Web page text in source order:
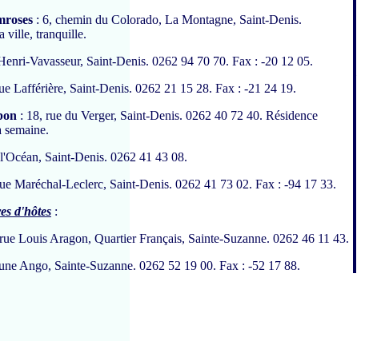
: 6, chemin du Colorado, La Montagne, Saint-Denis.
ville, tranquille.
Vavasseur, Saint-Denis. 0262 94 70 70. Fax : -20 12 05.
Lafférière, Saint-Denis. 0262 21 15 28. Fax : -21 24 19.
: 18, rue du Verger, Saint-Denis. 0262 40 72 40. Résidence
semaine.
Saint-Denis. 0262 41 43 08.
Maréchal-Leclerc, Saint-Denis. 0262 41 73 02. Fax : -94 17 33.
d'hôtes :
Louis Aragon, Quartier Français, Sainte-Suzanne. 0262 46 11 43.
Ango, Sainte-Suzanne. 0262 52 19 00. Fax : -52 17 88.